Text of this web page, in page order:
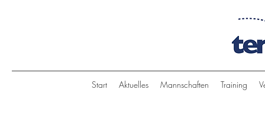
Start Aktuelles Mannschaften Training